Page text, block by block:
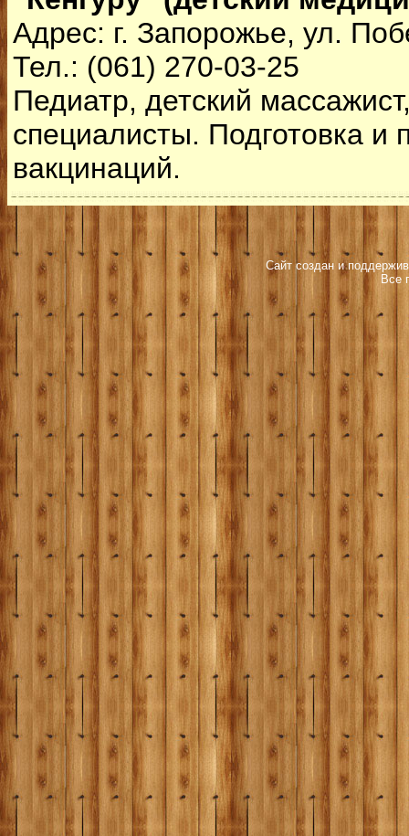
Адрес: г. Запорожье, ул.
Тел.: (061) 270-03-25
Педиатр, детский
специалисты. Подготовка и
вакцинаций.
Сайт создан и
Все